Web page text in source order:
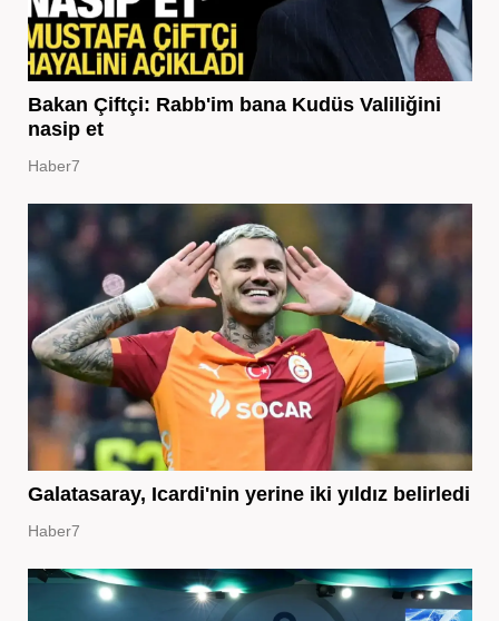
Bakan Çiftçi: Rabb'im bana Kudüs Valiliğini
nasip et
Haber7
Galatasaray, Icardi'nin yerine iki yıldız belirledi
Haber7